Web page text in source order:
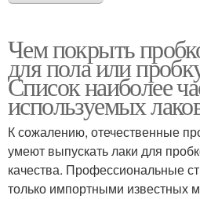
Чем покрыть
для пола или
Список наиболее
используемых
К сожалению, отечественные
умеют выпускать лаки для
качества. Профессиональные
только импортными известных